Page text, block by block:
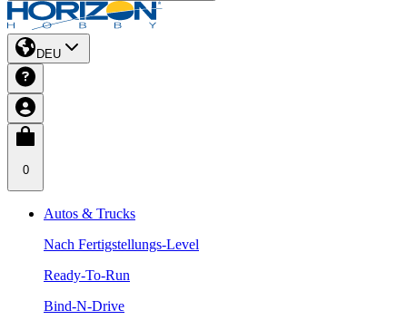
DEU
0
Autos & Trucks
Nach Fertigstellungs-Level
Ready-To-Run
Bind-N-Drive